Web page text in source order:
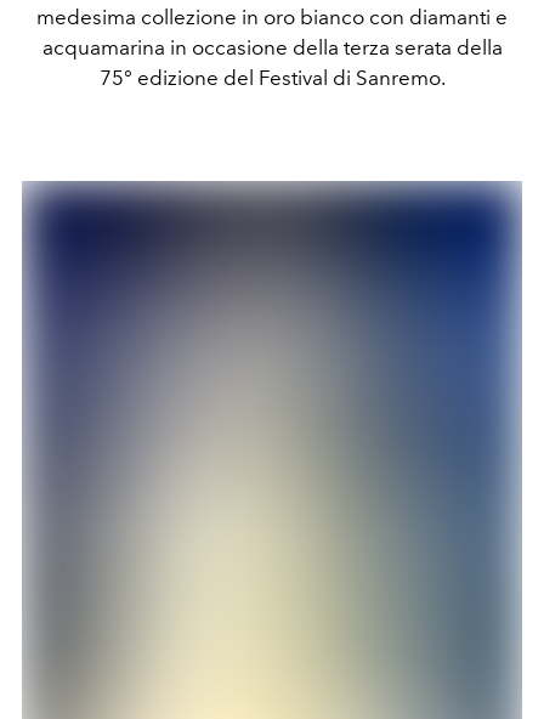
medesima collezione in oro bianco con diamanti e
acquamarina in occasione della terza serata della
75° edizione del Festival di Sanremo.